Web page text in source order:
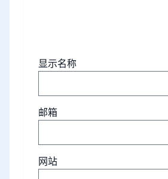
显示名称
邮箱
网站